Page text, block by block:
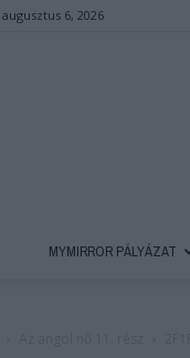
6, 2026
MYMIRROR PÁLYÁZAT